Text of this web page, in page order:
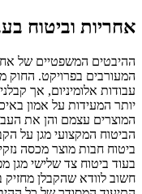
אחריות וביטוח
ההיבטים המשפטיים של
המעורבים בפרויקט. החוק
עבודות אלומיניום, אך
יותר המעידות על אמון
המוצרים עצמם והן את
הביטוח המקצועי מגן על
ביטוח חבות מוצר מכסה
בעוד ביטוח צד שלישי מגן
חשוב לוודא שהקבלן מחזיק